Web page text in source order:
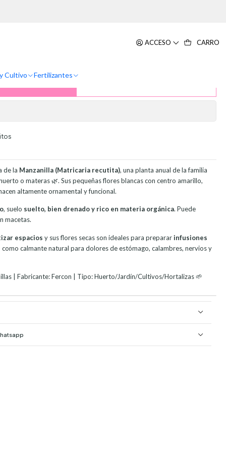
ACCESO CARRO
Cultivo Fertilizantes
Siembra Manzanilla Sobre 99%
de la Manzanilla (Matricaria recutita), una planta anual de la familia
o materas 🌿. Sus pequeñas flores blancas con centro amarillo,
altamente ornamental y funcional.
, suelo suelto, bien drenado y rico en materia orgánica. Puede
macetas.
espacios y sus flores secas son ideales para prepararinfusiones
calmante natural para dolores de estómago, calambres, nervios y
| Fabricante: Fercon | Tipo: Huerto/Jardín/Cultivos/Hortalizas 🌱